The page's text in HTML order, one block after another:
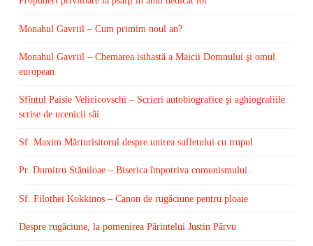
Monahul Gavriil – Cum primim noul an?
Monahul Gavriil – Chemarea isihastă a Maicii Domnului şi omul
european
Sfîntul Paisie Velicicovschi – Scrieri autobiografice şi aghiografiile
scrise de ucenicii săi
Sf. Maxim Mărturisitorul despre unirea sufletului cu trupul
Pr. Dumitru Stăniloae – Biserica împotriva comunismului
Sf. Filothei Kokkinos – Canon de rugăciune pentru ploaie
Despre rugăciune, la pomenirea Părintelui Justin Pârvu